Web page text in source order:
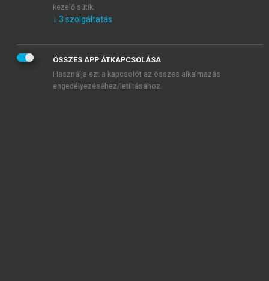
KIPRÓBÁLOM
kezelő sütik.
↓ 3 szolgáltatás
ÖSSZES APP ÁTKAPCSOLÁSA
Használja ezt a kapcsolót az összes alkalmazás
engedélyezéséhez/letiltásához.